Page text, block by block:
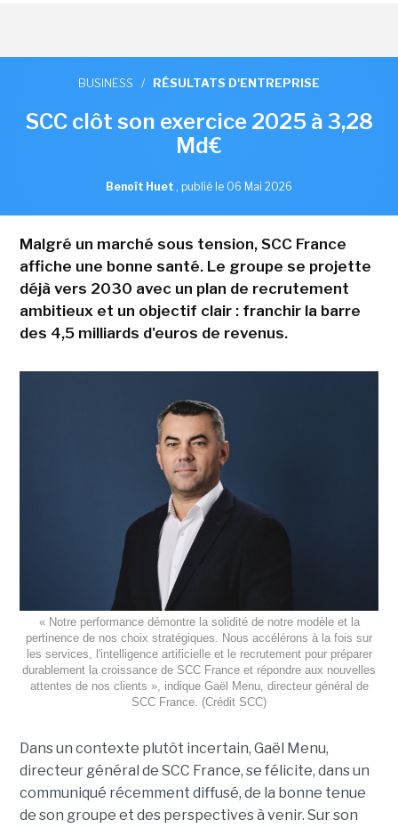
BUSINESS / RÉSULTATS D'ENTREPRISE
SCC clôt son exercice 2025 à 3,28
Md€
Benoît Huet , publié le 06 Mai 2026
Malgré un marché sous tension, SCC France
affiche une bonne santé. Le groupe se projette
déjà vers 2030 avec un plan de recrutement
ambitieux et un objectif clair : franchir la barre
des 4,5 milliards d'euros de revenus.
« Notre performance démontre la solidité de notre modèle et la
pertinence de nos choix stratégiques. Nous accélérons à la fois sur
les services, l'intelligence artificielle et le recrutement pour préparer
durablement la croissance de SCC France et répondre aux nouvelles
attentes de nos clients », indique Gaël Menu, directeur général de
SCC France. (Crédit SCC)
Dans un contexte plutôt incertain, Gaël Menu,
directeur général de SCC France, se félicite, dans un
communiqué récemment diffusé, de la bonne tenue
de son groupe et des perspectives à venir. Sur son